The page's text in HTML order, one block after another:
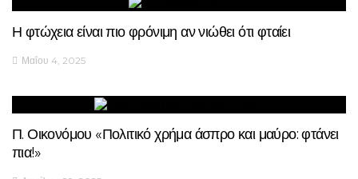
Η φτώχεια είναι πιο φρόνιμη αν νιώθει ότι φταίει
Μαΐου 4, 2025
Π. Οικονόμου «Πολιτικό χρήμα άσπρο και μαύρο: φτάνει
πια!»